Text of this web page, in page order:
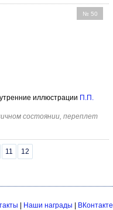
№ 50
иллюстрации П.П.
состоянии, переплет
11 12
| Наши награды | ВКонтакте